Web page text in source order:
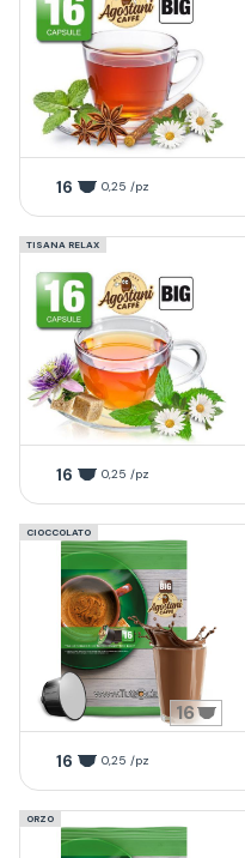
16 0,25 /pz
TISANA RELAX
16 0,25 /pz
CIOCCOLATO
16
16 0,25 /pz
ORZO